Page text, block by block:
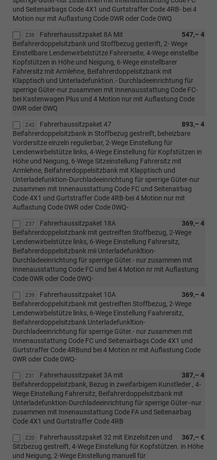
und Seitenairbags Code 4X1 und Gurtstraffer Code 4RB- bei 4
Motion nur mit Auflastung Code 0WR oder Code 0WQ
Z38 547,– 4
Fahrerhaussitzpaket 8A Mit
Beifahrerdoppelsitzbank und Stoffbezug gesterift, 2- Wege
Einstellbare Lendenwirbelstütze Fahrerseite, 4-Wege einstellbe
Kopfstützen in Höhe und Neigung, 6-Wege einstellbarer
Fahrersitz mit Armlehne, Beifahrerdoppelsitzbank mit
Klapptisch und Unterladefunktion.- Durchladeeinrichtung für
sperrige Güter-nur zusammen mit Innenausstattung Code FC-
bei Kastenwagen Plus und 4 Motion nur mit Auflastung Code
0WR oder 0WQ
Z42 893,– 4
Fahrerhaussitzpaket 47
Beifahrerdoppelsitzbank in Stoffbezug gestreift, beheizbare
Vordersitze einzeln regulierbar, 2-Wege Einstellung für
Lendenwirbelstütze links, 4-Wege Einstellung für Kopfstützen in
Höhe und Neigung, 6-Wege Sitzeinstellung Fahrersitz mit
Armlehne, Beifahrerdoppelsitzbank mit Klapptisch und
Unterladefunktion-Durchladeeinrichtung für sperrige Güter-nur
zusammen mit Innenausstattung Code FC und Seitenairbag
Code 4X1 und Gurtstraffer Code 4RB-bei 4 Motion nur mit
Auflastung Code 0WR oder Code 0WQ-
Z37 369,– 4
Fahrerhaussitzpaket 18A
Beifahrerdoppelsitzbank mit gestreiften Stoffbezug, 2-Wege
Lendenwirbelstütze links, 6-Wege Einstellung Fahrersitz,
Beifahrerdoppelsitzbank mii Unterladefunkltion-
Durchladeeinrichtung für sperrige Güter.- nur zusammen mit
Innenausstattung Code FC und bei 4 Motion nr mit Auflastung
Code 0WR oder Code 0WQ-
Z39 369,– 4
Fahrerhaussitzpaket 10A
Beifahrerdoppelsitzbank mit gestreiften Stoffbezug, 2-Wege
Lendenwirbelstütze links, 6-Wege Einstellung Faahrersitz,
Beifahrerdoppelsitzbank Unterladefunkltion-
Durchladeeinrichtung für sperrige Güter.- nur zusammen mit
Innenausstattung Code FC und Seitenairbags Code 4X1 und
Gurtstraffer Code 4RBund bei 4 Motion nr mit Auflastung Code
0WR oder Code 0WQ-
Z31 387,– 4
Fahrerhaussitzpaket 3A mit
Beifahrerdoppelsitzbank, Bezug in zweifarbigem Kunstleder , 4-
Wege Einstellung Fahrersitz, Beifahrerdoppelsitzbank mit
Unterladefunktion-Durchladeeinrichtung für sperrige Güter--nur
zusammen mit Innenausstattung Code FA und Seitenairbag
Code 4X1 und Gurtstraffer Code 4RB
Z20 367,– €
Fahrerhaussitzpaket 32 mit Einzelsitzen und
Sitzbezug gestreift, 4-Wege Einstellung für Kopfstützen. in Höhe
und Neigung, 2-Wege Einstellung manuell für